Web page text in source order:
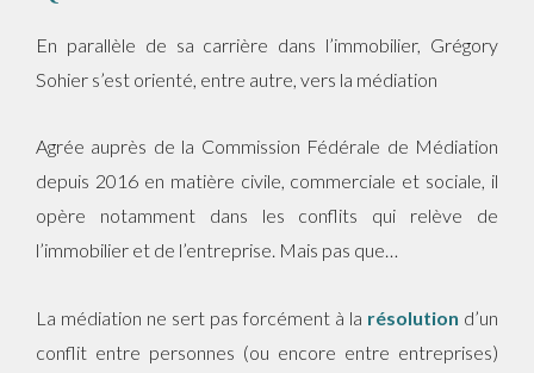
En parallèle de sa carrière dans l’immobilier, Grégory
Sohier s’est orienté, entre autre, vers la médiation
Agrée auprès de la Commission Fédérale de Médiation
depuis 2016 en matière civile, commerciale et sociale, il
opère notamment dans les conflits qui relève de
l’immobilier et de l’entreprise. Mais pas que…
La médiation ne sert pas forcément à la résolution d’un
conflit entre personnes (ou encore entre entreprises)